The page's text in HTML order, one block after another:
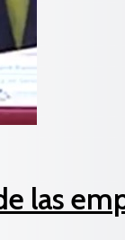
las